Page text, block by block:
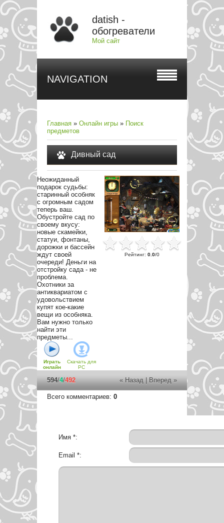
datish -
обогреватели
Мой сайт
NAVIGATION
Главная » Онлайн игры » Поиск
предметов
Дивный сад
Неожиданный
подарок судьбы:
старинный особняк
с огромным садом
теперь ваш.
Обустройте сад по
своему вкусу:
новые скамейки,
статуи, фонтаны,
дорожки и бассейн
ждут своей
очереди! Деньги на
отстройку сада - не
проблема.
Охотники за
антиквариатом с
удовольствием
купят кое-какие
вещи из особняка.
Вам нужно только
найти эти
предметы...
Играть
онлайн
Скачать для
PC
Рейтинг: 0.0/0
« Назад|Вперед »
594/4/492
Всего комментариев: 0
Имя *:
Email *: